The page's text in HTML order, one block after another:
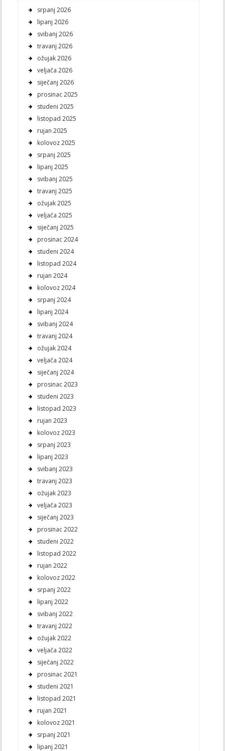
srpanj 2026
lipanj 2026
svibanj 2026
travanj 2026
ožujak 2026
veljača 2026
siječanj 2026
prosinac 2025
studeni 2025
listopad 2025
rujan 2025
kolovoz 2025
srpanj 2025
lipanj 2025
svibanj 2025
travanj 2025
ožujak 2025
veljača 2025
siječanj 2025
prosinac 2024
studeni 2024
listopad 2024
rujan 2024
kolovoz 2024
srpanj 2024
lipanj 2024
svibanj 2024
travanj 2024
ožujak 2024
veljača 2024
siječanj 2024
prosinac 2023
studeni 2023
listopad 2023
rujan 2023
kolovoz 2023
srpanj 2023
lipanj 2023
svibanj 2023
travanj 2023
ožujak 2023
veljača 2023
siječanj 2023
prosinac 2022
studeni 2022
listopad 2022
rujan 2022
kolovoz 2022
srpanj 2022
lipanj 2022
svibanj 2022
travanj 2022
ožujak 2022
veljača 2022
siječanj 2022
prosinac 2021
studeni 2021
listopad 2021
rujan 2021
kolovoz 2021
srpanj 2021
lipanj 2021